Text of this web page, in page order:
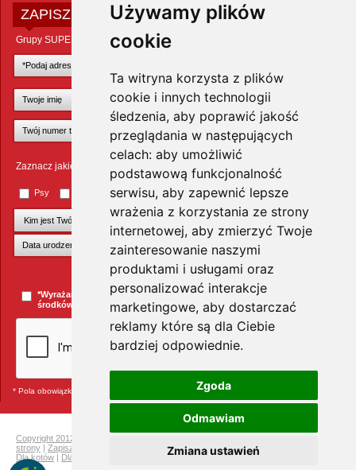
Używamy plików
cookie
Ta witryna korzysta z plików
cookie i innych technologii
śledzenia, aby poprawić jakość
przeglądania w następujących
celach: aby umożliwić
podstawową funkcjonalność
serwisu, aby zapewnić lepsze
wrażenia z korzystania ze strony
internetowej, aby zmierzyć Twoje
zainteresowanie naszymi
produktami i usługami oraz
personalizować interakcje
marketingowe, aby dostarczać
reklamy które są dla Ciebie
bardziej odpowiednie.
Zgoda
Odmawiam
Zmiana ustawień
ZAPISZ SIĘ DO NEWSLETTERA
Grupy SUPER ZOO POLAND Sp. z o.o.
Zaznacz jakie zwierzęta Cię interesują
Psy Małe ssaki Ptaki Inne zwierzęta
+Dodaj kolejnego pupila
*Wyrażam zgodę na przesyłanie informacji handlowych za pomocą
środków komunikacji elektronicznej. więcej »
* Pola obowiązkowe
Copyright 2012 Telekarma
strony | Zapisz się do newslettera i odbierz rabat na kolejne zakupy
Dla kotów | Dla psów
Producenci